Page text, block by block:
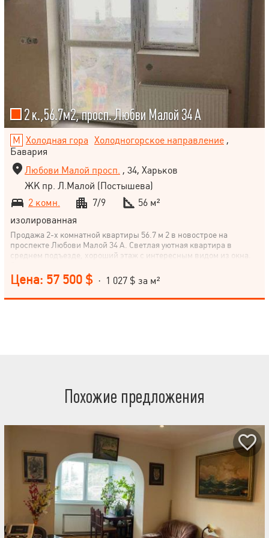
2 к.,56.7м2, просп. Любви Малой 34 А
Холодная гора Холодногорское направление,
Бавария
Любови Малой просп. , 34, Харьков
ЖК пр. Л.Малой (Постышева)
2 комн.
7/9
56 м²
изолированная
Продажа 2-х комнатной квартиры 56.7 м 2 в новострое на
проспекте Любови Малой 34 А. Светлая уютная квартира в
среднем подъезде, хороший этаж с интересным видом из окна.
шпаклевка (под покраску или обои) ; пол заливка под кварц-
виниловую плитку (плитка и клей в наличии) - санузел
совмещен, выложен керамической плиткой (стены + пол) ;на
Цена: 57 500 $ · 1 027 $ за м²
Похожие предложения